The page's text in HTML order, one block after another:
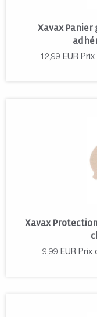
Xavax
12,99 EUR
Xavax
9,99 EUR Prix